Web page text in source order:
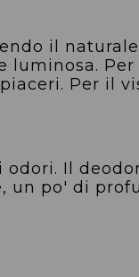
il
luminosa.
Per il
Il
un po' di